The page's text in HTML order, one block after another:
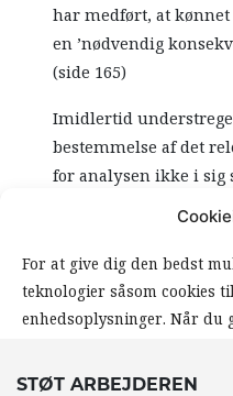
For at give dig den bedst
teknologier såsom cookies
enhedsoplysninger. Når du
teknologier, giver du os
din browseradfærd eller
har medført, at
en ’nødvendig
(side 165)
Imidlertid
bestemmelse af det
for analysen ikke i sig
konsekvenser; man
tanken om, at den
hvor nødvendige de
konkrete politiske
spørgsmålet om,
undertrykkelse er
STØT ARBEJDEREN